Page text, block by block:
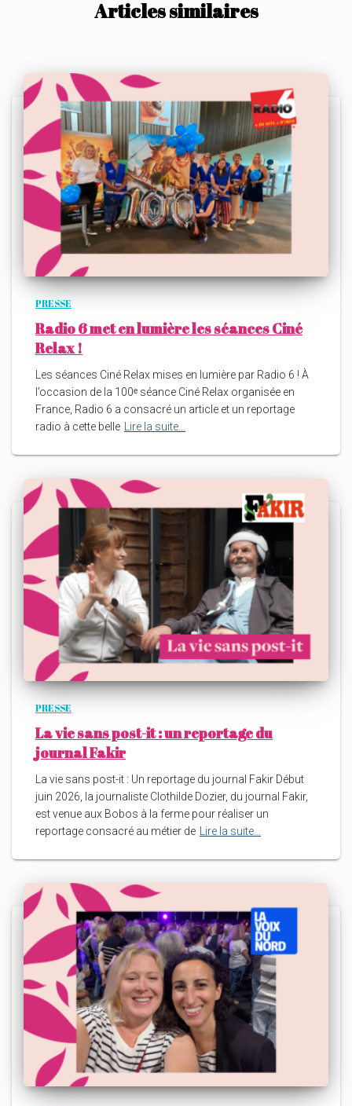
Articles similaires
PRESSE
Radio 6 met en lumière les séances Ciné
Relax !
Les séances Ciné Relax mises en lumière par Radio 6 ! À
l’occasion de la 100ᵉ séance Ciné Relax organisée en
France, Radio 6 a consacré un article et un reportage
radio à cette belle
Lire la suite…
PRESSE
La vie sans post-it : un reportage du
journal Fakir
La vie sans post-it : Un reportage du journal Fakir Début
juin 2026, la journaliste Clothilde Dozier, du journal Fakir,
est venue aux Bobos à la ferme pour réaliser un
reportage consacré au métier de Lire la suite…